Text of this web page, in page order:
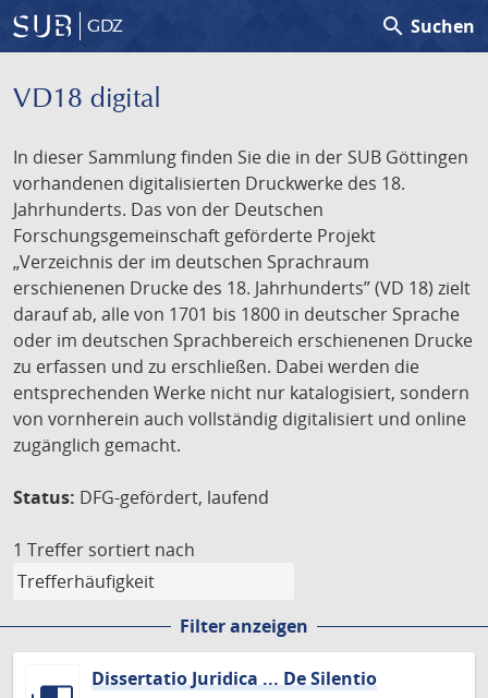
GDZ search Suchen
VD18 digital
In dieser Sammlung finden Sie die in der SUB Göttingen
vorhandenen digitalisierten Druckwerke des 18.
Jahrhunderts. Das von der Deutschen
Forschungsgemeinschaft geförderte Projekt
„Verzeichnis der im deutschen Sprachraum
erschienenen Drucke des 18. Jahrhunderts” (VD 18) zielt
darauf ab, alle von 1701 bis 1800 in deutscher Sprache
oder im deutschen Sprachbereich erschienenen Drucke
zu erfassen und zu erschließen. Dabei werden die
entsprechenden Werke nicht nur katalogisiert, sondern
von vornherein auch vollständig digitalisiert und online
zugänglich gemacht.
Status: DFG-gefördert, laufend
1 Treffer sortiert nach
Filter anzeigen
Dissertatio Juridica ... De Silentio